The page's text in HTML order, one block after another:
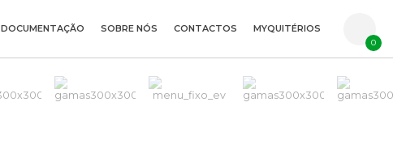
DOCUMENTAÇÃO SOBRE NÓS CONTACTOS MYQUITÉRIOS
0